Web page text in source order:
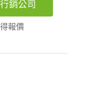
銷公司
報價